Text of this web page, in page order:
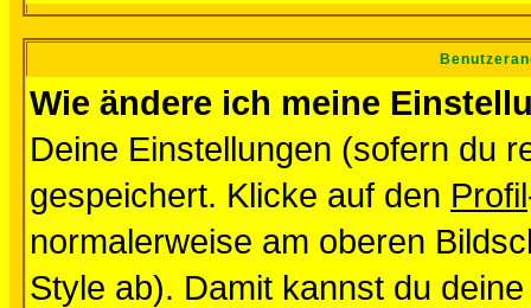
Wie ändere ich meine
Deine Einstellungen (sofern du
gespeichert. Klicke auf den Profil
normalerweise am oberen
Style ab). Damit kannst du